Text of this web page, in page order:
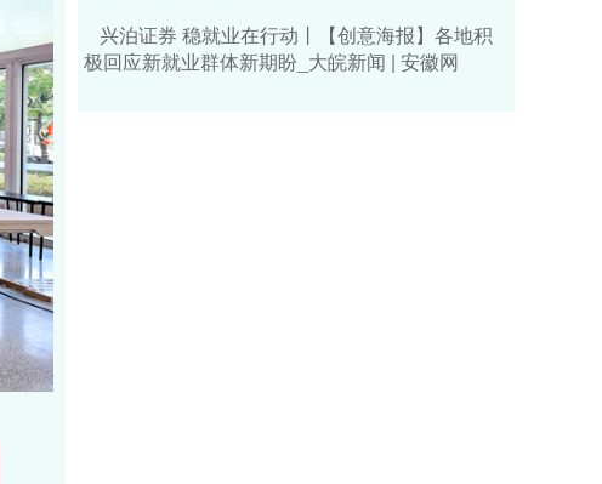
兴泊证券 稳就业在行动丨【创意海报】各地积
极回应新就业群体新期盼_大皖新闻 | 安徽网